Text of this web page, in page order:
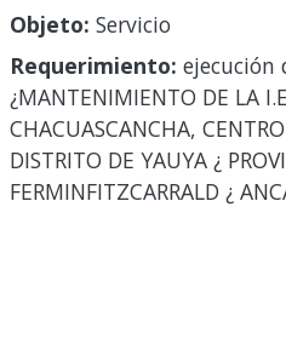
Objeto: Servicio
Requerimiento: ejecución
¿MANTENIMIENTO DE LA
CHACUASCANCHA,
DISTRITO DE YAUYA ¿
FERMINFITZCARRALD ¿